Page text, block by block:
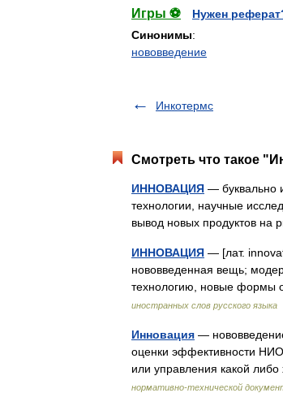
Игры ⚽
Нужен
Синонимы:
нововведение
Инкотермс
Смотреть что такое
ИННОВАЦИЯ — буквально
технологии, научные
вывод новых продуктов
ИННОВАЦИЯ — [лат.
нововведенная вещь;
технологию, новые формы
иностранных слов русского языка
Инновация —
оценки эффективности
или управления какой
нормативно-технической